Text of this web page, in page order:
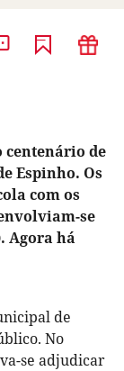
centenário de
Espinho. Os
com os
se
Agora há
de
No
se adjudicar